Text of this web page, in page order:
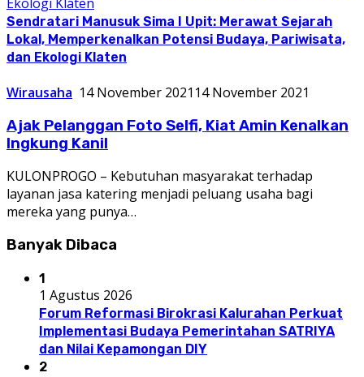
Sendratari Manusuk Sima I Upit: Merawat Sejarah
Lokal, Memperkenalkan Potensi Budaya, Pariwisata,
dan Ekologi Klaten
Wirausaha 14 November 2021 14 November 2021
Ajak Pelanggan Foto Selfi, Kiat Amin Kenalkan
Ingkung Kanil
KULONPROGO – Kebutuhan masyarakat terhadap
layanan jasa katering menjadi peluang usaha bagi
mereka yang punya…
Banyak Dibaca
1
1 Agustus 2026
Forum Reformasi Birokrasi Kalurahan Perkuat
Implementasi Budaya Pemerintahan SATRIYA
dan Nilai Kepamongan DIY
2